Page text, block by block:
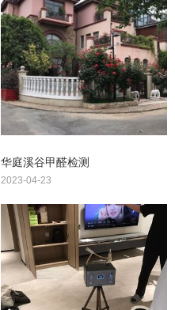
华庭溪谷甲醛检测
2023-04-23